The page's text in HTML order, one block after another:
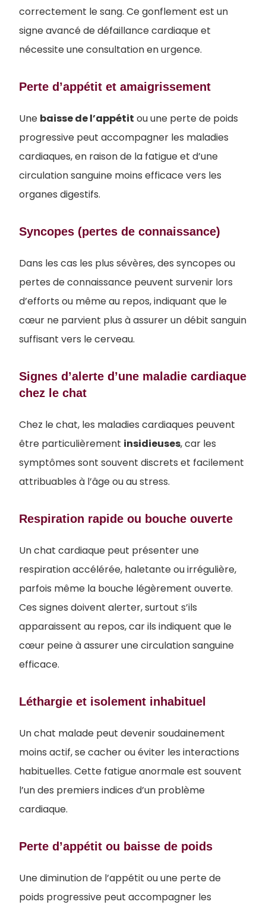
correctement le sang. Ce gonflement est un
signe avancé de défaillance cardiaque et
nécessite une consultation en urgence.
Perte d’appétit et amaigrissement
Une baisse de l’appétit ou une perte de poids
progressive peut accompagner les maladies
cardiaques, en raison de la fatigue et d’une
circulation sanguine moins efficace vers les
organes digestifs.
Syncopes (pertes de connaissance)
Dans les cas les plus sévères, des syncopes ou
pertes de connaissance peuvent survenir lors
d’efforts ou même au repos, indiquant que le
cœur ne parvient plus à assurer un débit sanguin
suffisant vers le cerveau.
Signes d’alerte d’une maladie cardiaque
chez le chat
Chez le chat, les maladies cardiaques peuvent
être particulièrement insidieuses, car les
symptômes sont souvent discrets et facilement
attribuables à l’âge ou au stress.
Respiration rapide ou bouche ouverte
Un chat cardiaque peut présenter une
respiration accélérée, haletante ou irrégulière,
parfois même la bouche légèrement ouverte.
Ces signes doivent alerter, surtout s’ils
apparaissent au repos, car ils indiquent que le
cœur peine à assurer une circulation sanguine
efficace.
Léthargie et isolement inhabituel
Un chat malade peut devenir soudainement
moins actif, se cacher ou éviter les interactions
habituelles. Cette fatigue anormale est souvent
l’un des premiers indices d’un problème
cardiaque.
Perte d’appétit ou baisse de poids
Une diminution de l’appétit ou une perte de
poids progressive peut accompagner les